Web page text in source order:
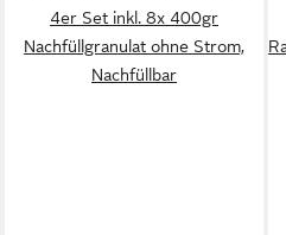
4er Set inkl. 8x 400gr
Nachfüllgranulat ohne Strom,
Nachfüllbar